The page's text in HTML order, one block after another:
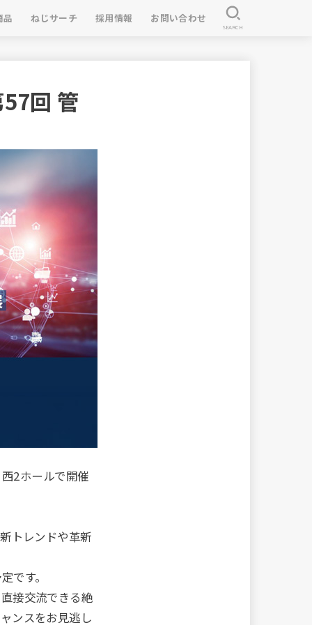
品 ねじサーチ 採用情報 お問い合わせ
SEARCH
回 管
2ホールで開催
トレンドや革新
です。
接交流できる絶
ンスをお見逃し